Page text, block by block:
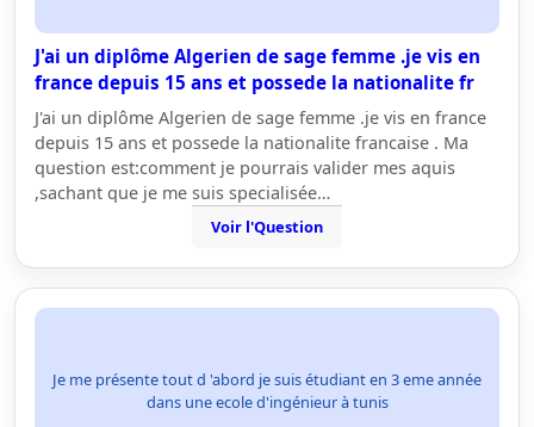
J'ai un diplôme Algerien de sage femme .je vis en
france depuis 15 ans et possede la nationalite fr
J'ai un diplôme Algerien de sage femme .je vis en france
depuis 15 ans et possede la nationalite francaise . Ma
question est:comment je pourrais valider mes aquis
,sachant que je me suis specialisée…
Voir l'Question
Je me présente tout d 'abord je suis étudiant en 3 eme année
dans une ecole d'ingénieur à tunis